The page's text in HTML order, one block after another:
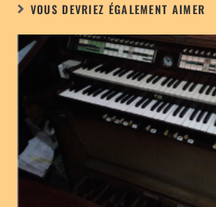
VOUS DEVRIEZ ÉGALEMENT AIMER